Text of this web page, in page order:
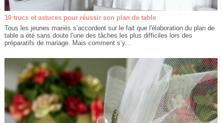
10 trucs et astuces pour réussir son plan de table
Tous les jeunes mariés s’accordent sur le fait que l'élaboration du plan de
table a été sans doute l’une des tâches les plus difficiles lors des
préparatifs de mariage. Mais comment s’y...